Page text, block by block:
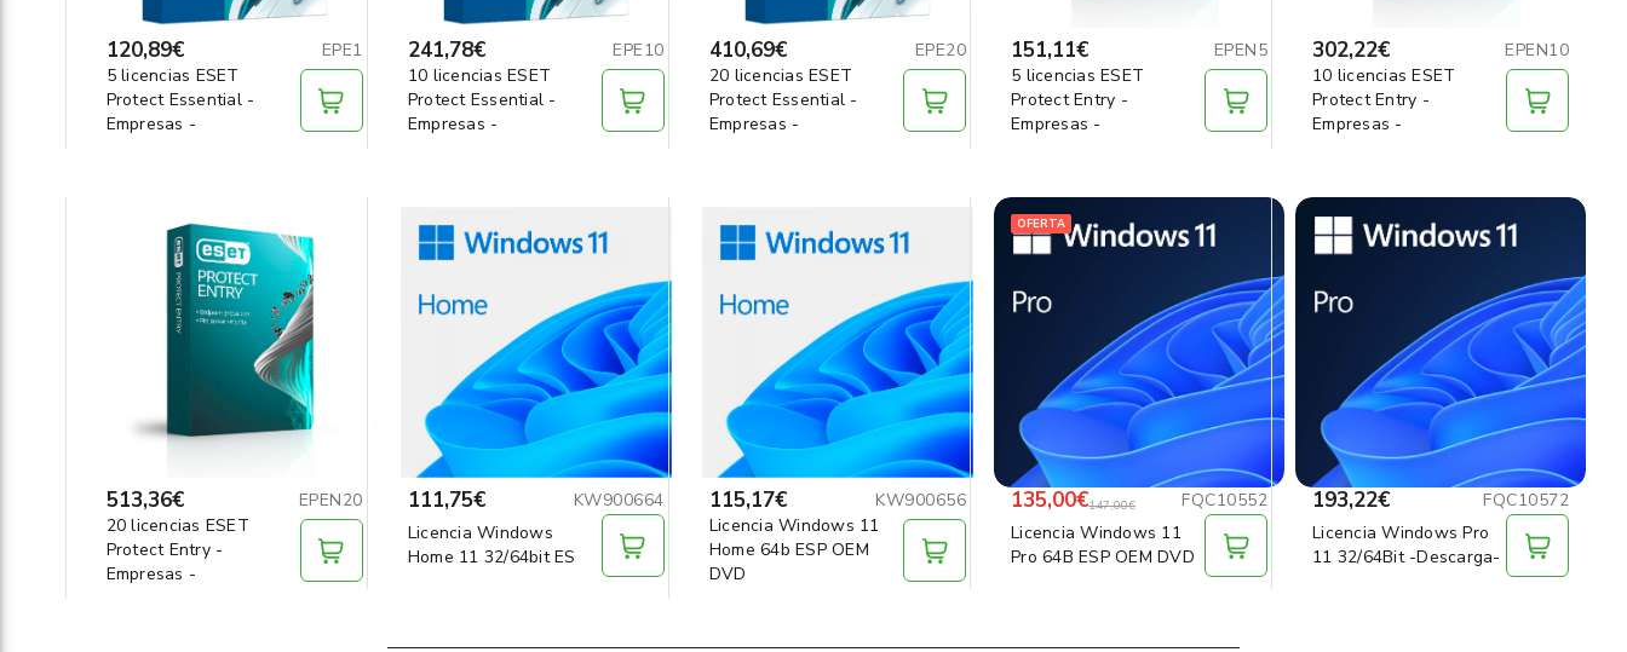
120,89€
EPE1
5 licencias ESET
Protect Essential -
Empresas -
241,78€
EPE10
10 licencias ESET
Protect Essential -
Empresas -
410,69€
EPE20
20 licencias ESET
Protect Essential -
Empresas -
151,11€
EPEN5
5 licencias ESET
Protect Entry -
Empresas -
302,22€
EPEN10
10 licencias ESET
Protect Entry -
Empresas -
513,36€
EPEN20
20 licencias ESET
Protect Entry -
Empresas -
111,75€
KW900664
Licencia Windows
Home 11 32/64bit ES
115,17€
KW900656
Licencia Windows 11
Home 64b ESP OEM
DVD
OFERTA
135,00€147,00€
FQC10552
Licencia Windows 11
Pro 64B ESP OEM DVD
193,22€
FQC10572
Licencia Windows Pro
11 32/64Bit -Descarga-